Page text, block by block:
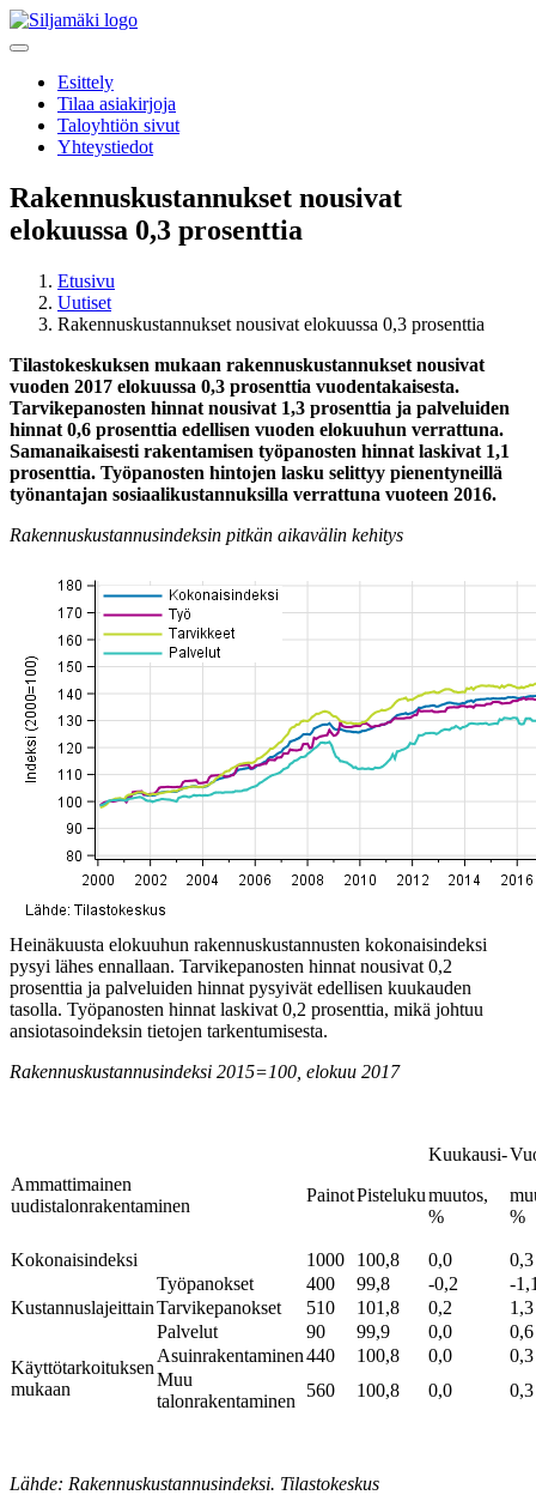
Esittely
Tilaa asiakirjoja
Taloyhtiön sivut
Yhteystiedot
Rakennuskustannukset nousivat
elokuussa 0,3 prosenttia
Etusivu
Uutiset
Rakennuskustannukset nousivat elokuussa 0,3 prosenttia
Tilastokeskuksen mukaan rakennuskustannukset nousivat
vuoden 2017 elokuussa 0,3 prosenttia vuodentakaisesta.
Tarvikepanosten hinnat nousivat 1,3 prosenttia ja palveluiden
hinnat 0,6 prosenttia edellisen vuoden elokuuhun verrattuna.
Samanaikaisesti rakentamisen työpanosten hinnat laskivat 1,1
prosenttia. Työpanosten hintojen lasku selittyy pienentyneillä
työnantajan sosiaalikustannuksilla verrattuna vuoteen 2016.
Rakennuskustannusindeksin pitkän aikavälin kehitys
Heinäkuusta elokuuhun rakennuskustannusten kokonaisindeksi
pysyi lähes ennallaan. Tarvikepanosten hinnat nousivat 0,2
prosenttia ja palveluiden hinnat pysyivät edellisen kuukauden
tasolla. Työpanosten hinnat laskivat 0,2 prosenttia, mikä johtuu
ansiotasoindeksin tietojen tarkentumisesta.
Rakennuskustannusindeksi 2015=100, elokuu 2017
Ammattimainen
uudistalonrakentaminen
PainotPisteluku
Kuukausi-
muutos,
%
%
Kokonaisindeksi 1000 100,8 0,0 0,3
Kustannuslajeittain
Työpanokset 400 99,8 -0,2
-
Tarvikepanokset
510 101,8 0,2
1,3
Palvelut
90 99,9 0,0
0,6
Käyttötarkoituksen
mukaan
Asuinrakentaminen440 100,8 0,0
0,3
Muu
talonrakentaminen
560 100,8 0,0 0,3
Lähde: Rakennuskustannusindeksi. Tilastokeskus